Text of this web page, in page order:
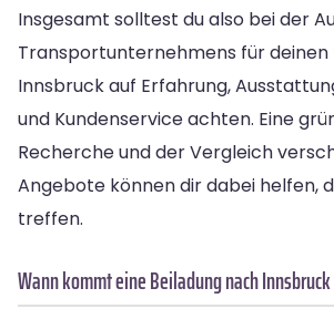
Insgesamt solltest du also bei der
Transportunternehmens für deinen
Innsbruck auf Erfahrung,
und Kundenservice achten. Eine
Recherche und der Vergleich
Angebote können dir dabei helfen,
treffen.
Wann kommt eine Beiladung nach